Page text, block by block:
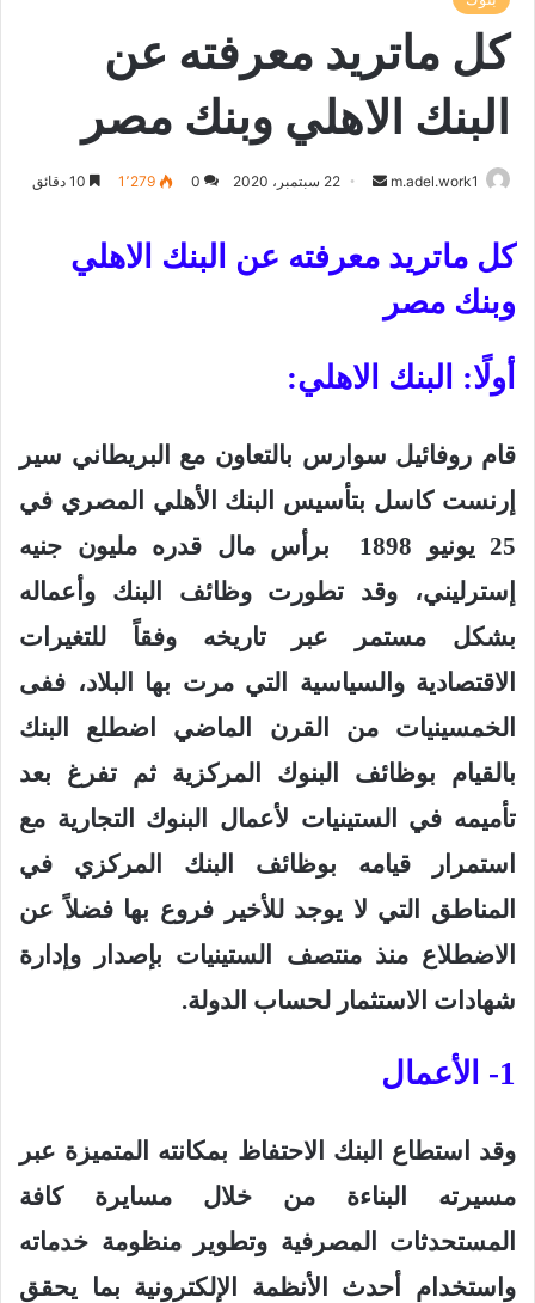
كل ماتريد معرفته عن
البنك الاهلي وبنك مصر
m.adel.work1
أرسل 22 سبتمبر، 2020 0 1٬279
كل ماتريد معرفته عن البنك الاهلي
وبنك مصر
أولًا: البنك الاهلي:
قام روفائيل سوارس بالتعاون مع البريطاني سير
إرنست كاسل بتأسيس البنك الأهلي المصري في
25 يونيو 1898
برأس مال قدره مليون جنيه
إسترليني، وقد تطورت وظائف البنك وأعماله
بشكل مستمر عبر تاريخه وفقاً للتغيرات
الاقتصادية والسياسية التي مرت بها البلاد، ففى
الخمسينيات من القرن الماضي اضطلع البنك
بالقيام بوظائف البنوك المركزية ثم تفرغ بعد
تأميمه في الستينيات لأعمال البنوك التجارية مع
استمرار قيامه بوظائف البنك المركزي في
المناطق التي لا يوجد للأخير فروع بها فضلاً عن
الاضطلاع منذ منتصف الستينيات بإصدار وإدارة
شهادات الاستثمار لحساب الدولة.
1- الأعمال
وقد استطاع البنك الاحتفاظ بمكانته المتميزة عبر
مسيرته البناءة من خلال مسايرة كافة
المستحدثات المصرفية وتطوير منظومة خدماته
واستخدام أحدث الأنظمة الإلكترونية بما يحقق